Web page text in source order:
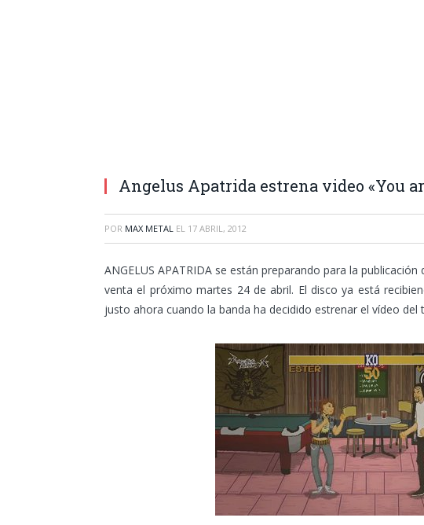
Angelus Apatrida estrena video «You
POR MAX METAL EL 17 ABRIL, 2012
ANGELUS APATRIDA se están preparando para la publicación
venta el próximo martes 24 de abril. El disco ya está
justo ahora cuando la banda ha decidido estrenar el vídeo del